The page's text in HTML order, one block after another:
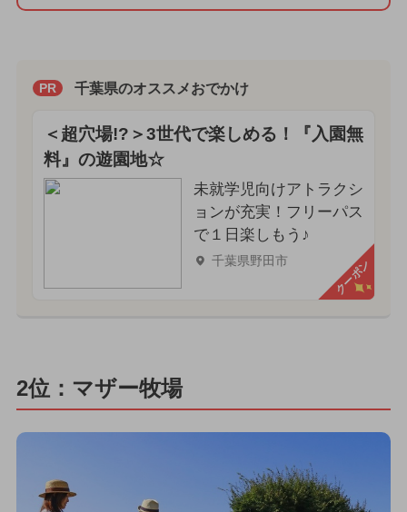
PR 千葉県のオススメおでかけ
＜超穴場!?＞3世代で楽しめる！『入園無
料』の遊園地☆
未就学児向けアトラクシ
ョンが充実！フリーパス
で１日楽しもう♪
千葉県野田市 クーポン
2位：マザー牧場